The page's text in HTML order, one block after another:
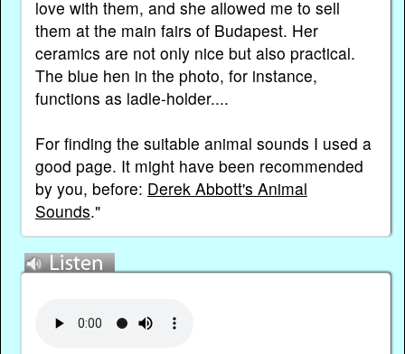
love with them, and she allowed me to sell
them at the main fairs of Budapest. Her
ceramics are not only nice but also practical.
The blue hen in the photo, for instance,
functions as ladle-holder....
For finding the suitable animal sounds I used a
good page. It might have been recommended
by you, before: Derek Abbott's Animal
Sounds."